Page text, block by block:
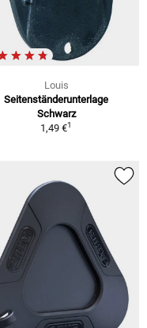
Louis
Seitenständerunterlage
Schwarz
1,49 €1